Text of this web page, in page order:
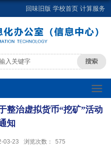
回味旧版 学校首页 计算服务
整治虚拟货币“挖矿”活动
知
03-23 浏览次数： 575